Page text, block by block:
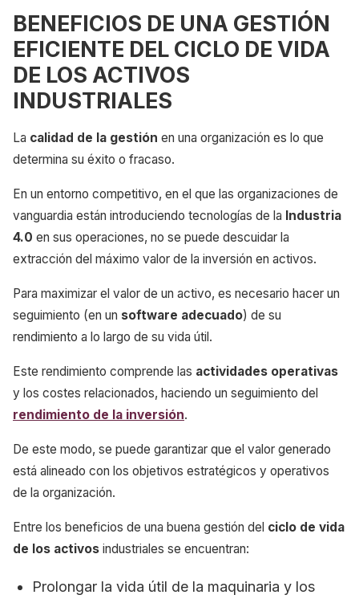
BENEFICIOS DE UNA GESTIÓN
EFICIENTE DEL CICLO DE VIDA
DE LOS ACTIVOS
INDUSTRIALES
La calidad de la gestión en una organización es lo que
determina su éxito o fracaso.
En un entorno competitivo, en el que las organizaciones de
vanguardia están introduciendo tecnologías de la Industria
4.0 en sus operaciones, no se puede descuidar la
extracción del máximo valor de la inversión en activos.
Para maximizar el valor de un activo, es necesario hacer un
seguimiento (en un software adecuado) de su
rendimiento a lo largo de su vida útil.
Este rendimiento comprende las actividades operativas
y los costes relacionados, haciendo un seguimiento del
rendimiento de la inversión.
De este modo, se puede garantizar que el valor generado
está alineado con los objetivos estratégicos y operativos
de la organización.
Entre los beneficios de una buena gestión del ciclo de vida
de los activos industriales se encuentran:
Prolongar la vida útil de la maquinaria y los